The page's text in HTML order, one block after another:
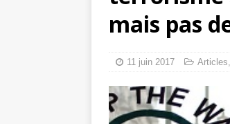
mais pas
11 juin 2017 Articles,